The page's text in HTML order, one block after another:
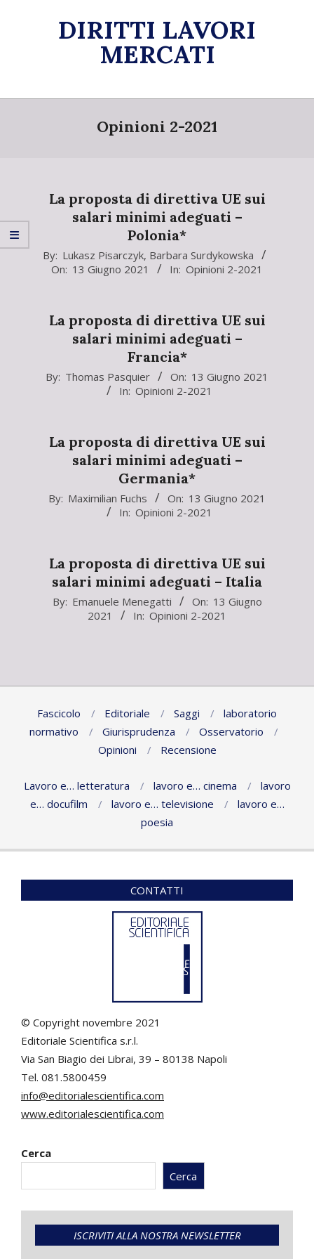
DIRITTI LAVORI
MERCATI
Primary
Opinioni 2-2021
La proposta di direttiva UE sui
salari minimi adeguati –
Polonia*
2021-
06-
By: Lukasz Pisarczyk, Barbara Surdykowska
On: 13 Giugno 2021 In: Opinioni 2-2021
La proposta di direttiva UE sui
salari minimi adeguati –
Francia*
2021-
By: Thomas Pasquier On: 13 Giugno 2021
In: Opinioni 2-2021
La proposta di direttiva UE sui
salari minimi adeguati –
Germania*
2021-
By: Maximilian Fuchs On: 13 Giugno 2021
In: Opinioni 2-2021
La proposta di direttiva UE sui
salari minimi adeguati – Italia
2021-
By: Emanuele Menegatti On: 13 Giugno
2021
In: Opinioni 2-2021
Fascicolo Editoriale Saggi
laboratorio
normativo
Giurisprudenza
Osservatorio
Opinioni
Recensione
Lavoro e… letteratura lavoro e… cinema
lavoro
e… docufilm
lavoro e… televisione
lavoro e…
poesia
CONTATTI
© Copyright novembre 2021
Editoriale Scientifica s.r.l.
Via San Biagio dei Librai, 39 – 80138 Napoli
Tel. 081.5800459
info@editorialescientifica.com
www.editorialescientifica.com
Cerca
Cerca
ISCRIVITI ALLA NOSTRA NEWSLETTER